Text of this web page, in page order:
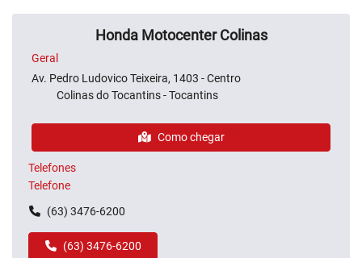
Honda Motocenter Colinas
Geral
Av. Pedro Ludovico Teixeira, 1403 - Centro
Colinas do Tocantins - Tocantins
Como chegar
Telefones
Telefone
(63) 3476-6200
(63) 3476-6200